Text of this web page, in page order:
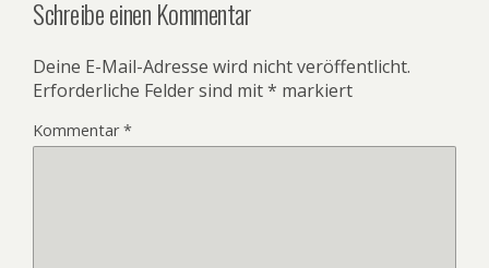
Schreibe einen Kommentar
Deine E-Mail-Adresse wird nicht veröffentlicht.
Erforderliche Felder sind mit* markiert
Kommentar*